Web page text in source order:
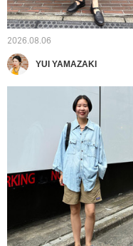
2026.08.06
YUI YAMAZAKI